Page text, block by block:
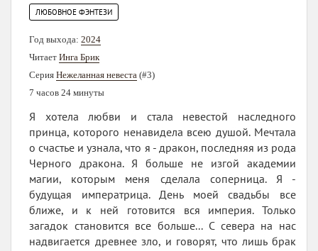
ЛЮБОВНОЕ ФЭНТЕЗИ
Год выхода: 2024
Читает Инга Брик
Серия Нежеланная невеста (#3)
7 часов 24 минуты
Я хотела любви и стала невестой наследного
принца, которого ненавидела всею душой. Мечтала
о счастье и узнала, что я - дракон, последняя из рода
Черного дракона. Я больше не изгой академии
магии, которым меня сделала соперница. Я -
будущая императрица. День моей свадьбы все
ближе, и к ней готовится вся империя. Только
загадок становится все больше... С севера на нас
надвигается древнее зло, и говорят, что лишь брак